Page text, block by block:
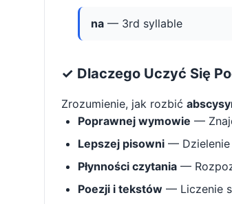
na — 3rd syllable
✓ Dlaczego Uczyć Się
Zrozumienie, jak rozbić
Poprawnej wymowie —
Lepszej pisowni — Dzielenie
Płynności czytania —
Poezji i tekstów — Liczenie